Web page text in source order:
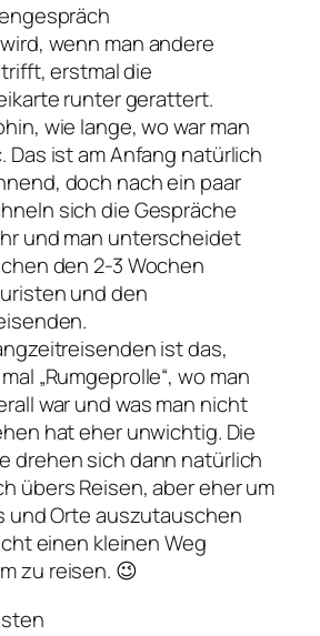
wenn man andere
erstmal die
runter gerattert.
wie lange, wo war man
Das ist am Anfang natürlich
doch nach ein paar
sich die Gespräche
und man unterscheidet
den 2-3 Wochen
und den
ist das,
„Rumgeprolle“, wo man
war und was man nicht
hat eher unwichtig. Die
drehen sich dann natürlich
übers Reisen, aber eher um
und Orte auszutauschen
einen kleinen Weg
zu reisen. 😉